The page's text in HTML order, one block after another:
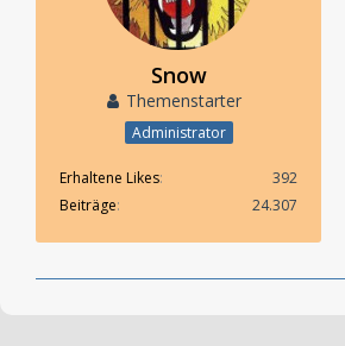
Snow
Themenstarter
Administrator
Erhaltene Likes
392
Beiträge
24.307